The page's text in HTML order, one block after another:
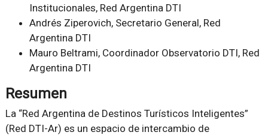
Institucionales, Red Argentina DTI
Andrés Ziperovich, Secretario General, Red
Argentina DTI
Mauro Beltrami, Coordinador Observatorio DTI, Red
Argentina DTI
Resumen
La “Red Argentina de Destinos Turísticos Inteligentes”
(Red DTI-Ar) es un espacio de intercambio de